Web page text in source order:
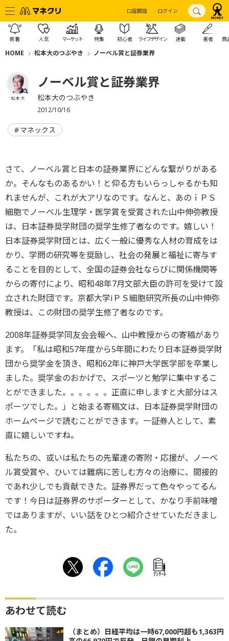
口座開設 ログイン
新着 人気 マーケット 特集 初心者 ライフデザイン 連載 著者 商
HOME 松本大のつぶやき ノーベル賞と証券業界
松本 大
ノーベル賞と証券業界
松本大のつぶやき
2012/10/16
マネックス
さて、ノーベル賞と日本の証券業界にどんな繋がりがある
か。そんなものあるかい！と仰る方もいらっしゃるかも知
れませんが、これが大アリなのです。なんと、あのｉＰＳ
細胞でノーベル生理学・医学賞を受賞された山中伸弥教授
は、日本証券奨学財団の奨学生修了者なのです。嬉しい！
日本証券奨学財団とは、広く一般に優秀な人材の育成をは
かり、学問の研究等を奨励し、社会の発展と福祉に寄与す
ることを目的として、全国の証券会社ならびに関係機関等
からの寄付により、昭和48年7月文部大臣の許可を受けて設
立された財団です。京都大学iＰＳ細胞研究所長の山中伸弥
教授は、この財団の奨学生修了者なのです。
2008年証券奨学同友会会報へ、山中教授からの寄稿があり
ます。「私は昭和57年度から5年間にわたり日本証券奨学財
団から奨学金を頂き、昭和62年に神戸大学医学部を卒業し
ました。奨学金のおかげで、スポーツと勉学に集中するこ
とができました。。。。。。正直に申しますと大部分はス
ポーツでした。」と始まる寄稿文は、日本証券奨学財団の
ホームページで読むことができます。一証券人として、素
直に嬉しいですね。
私たちの、或いは私たちの先輩達の寄附・応援が、ノーベ
ル賞受賞や、ひいては難病に苦しむ方々の治療に、間接的
であれ少しでも貢献できた。証券界だって色々やってるん
です！今日は証券界のサポーターとして、かなり手前味噌
ではありますが、いい話をひとつ紹介させていただきまし
た。
ｱﾝｹｰﾄ
あわせて読む
（まとめ）日経平均は一時67,000円超も1,363円